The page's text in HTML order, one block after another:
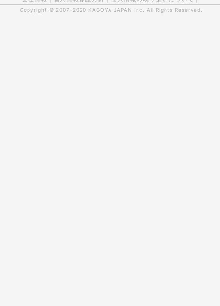
Copyright © 2007-2020 KAGOYA JAPAN Inc. All Rights Reserved.